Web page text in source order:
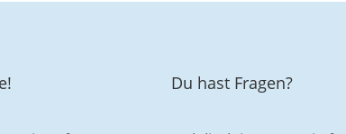
Du hast Fragen?